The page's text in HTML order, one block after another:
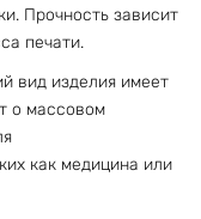
Прочность зависит
печати.
вид изделия имеет
о массовом
как медицина или